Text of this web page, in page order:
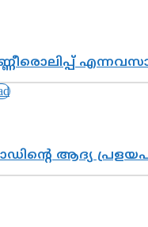
ആദ്യ